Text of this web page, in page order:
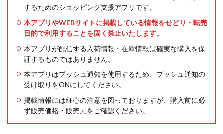
するためのショッピング支援アプリです。
本アプリやWEBサイトに掲載している情報をせどり・転売
目的で利用することを固く禁止いたします。
本アプリが配信する入荷情報・在庫情報は確実な購入を保
証するものではありません。
本アプリはプッシュ通知を使用するため、プッシュ通知の
受け取りをONにしてください。
掲載情報には細心の注意を図っておりますが、購入前に必
ず販売価格・販売元をご確認ください。